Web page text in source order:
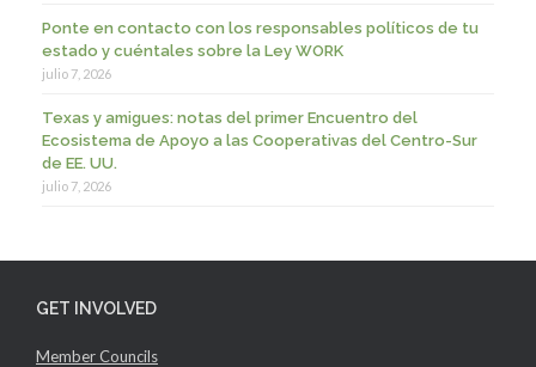
Ponte en contacto con los responsables políticos de tu
estado y cuéntales sobre la Ley WORK
julio 7, 2026
Texas y amigues: notas del primer Encuentro del
Ecosistema de Apoyo a las Cooperativas del Centro-Sur
de EE. UU.
julio 7, 2026
GET INVOLVED
Member Councils